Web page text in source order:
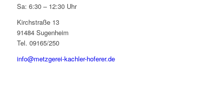
Sa: 6:30 – 12:30 Uhr
Kirchstraße 13
91484 Sugenheim
Tel. 09165/250
info@metzgerei-kachler-hoferer.de